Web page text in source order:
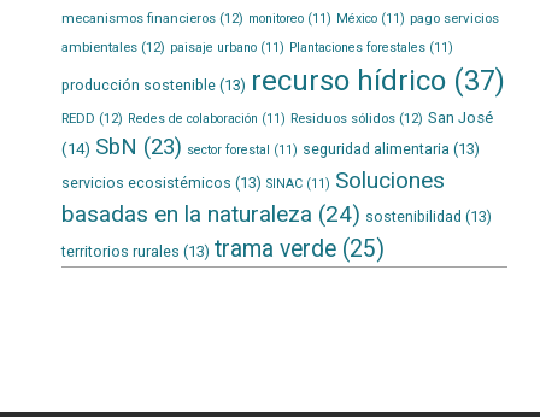
mecanismos financieros(12) monitoreo(11) México(11) pago servicios
ambientales(12) paisaje urbano(11) Plantaciones forestales(11)
producción sostenible(13) recurso hídrico(37)
REDD (12) Redes de colaboración (11) Residuos sólidos(12) San José
(14) SbN (23) sector forestal (11) seguridad alimentaria (13)
servicios ecosistémicos (13) SINAC(11) Soluciones
basadas en la naturaleza (24) sostenibilidad (13)
territorios rurales (13) trama verde(25)